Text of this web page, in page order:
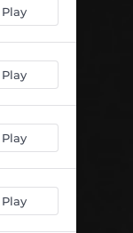
04:12
05:24
Play
Play
Play
Play